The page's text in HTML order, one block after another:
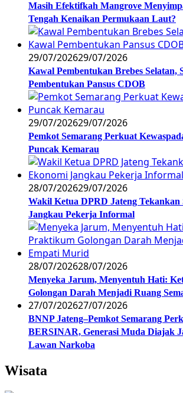
Masih Efektifkah Mangrove
Tengah Kenaikan Permukaan Laut?
29/07/202629/07/2026
Kawal Pembentukan Brebes Selatan,
Pembentukan Pansus CDOB
29/07/202629/07/2026
Pemkot Semarang Perkuat
Puncak Kemarau
28/07/202629/07/2026
Wakil Ketua DPRD Jateng Tekankan
Jangkau Pekerja Informal
28/07/202628/07/2026
Menyeka Jarum, Menyentuh Hati:
Golongan Darah Menjadi Ruang
27/07/202627/07/2026
BNNP Jateng–Pemkot Semarang
BERSINAR, Generasi Muda Diajak
Lawan Narkoba
Wisata